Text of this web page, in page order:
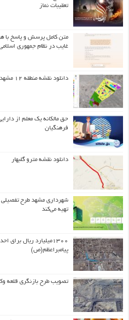
تعقیبات نماز
متن کامل پرسش و پاسخ
غایب در نظام جمهوری
دانلود نقشه منطقه ۱۲ مشهد (الهیه) به تفکیک کاربریها
حق مالکانه یک معلم از
فرهنگیان
دانلود نقشه مترو گلبهار
شهرداری مشهد طرح تفصیلی
تهیه می‌کند
۱۳۰۰میلیارد ریال
پیامبراعظم(ص)
تصویب طرح بازنگری قلعه